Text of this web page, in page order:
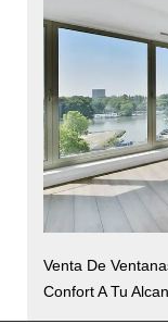
Venta De
Confort A Tu